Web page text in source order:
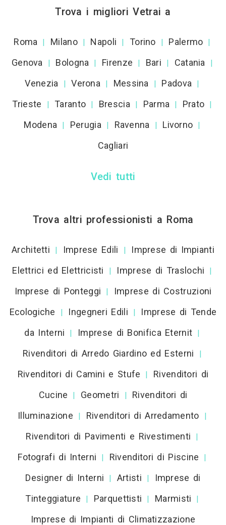
Trova i migliori Vetrai a
Roma | Milano | Napoli | Torino | Palermo |
Genova | Bologna | Firenze | Bari | Catania |
Venezia | Verona | Messina | Padova |
Trieste | Taranto | Brescia | Parma | Prato |
Modena | Perugia | Ravenna | Livorno |
Cagliari
Vedi tutti
Trova altri professionisti a Roma
Architetti | Imprese Edili |
Imprese di Impianti
Elettrici ed Elettricisti
| Imprese di Traslochi |
Imprese di Ponteggi |
Imprese di Costruzioni
Ecologiche
| Ingegneri Edili |
Imprese di Tende
da Interni
| Imprese di Bonifica Eternit |
Rivenditori di Arredo Giardino ed Esterni |
Rivenditori di Camini e Stufe |
Rivenditori di
Cucine
| Geometri |
Rivenditori di
Illuminazione
| Rivenditori di Arredamento |
Rivenditori di Pavimenti e Rivestimenti |
Fotografi di Interni | Rivenditori di Piscine |
Designer di Interni | Artisti |
Imprese di
Tinteggiature
| Parquettisti | Marmisti |
Imprese di Impianti di Climatizzazione